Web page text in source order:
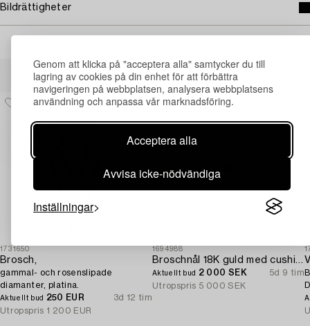
Genom att klicka på "acceptera alla" samtycker du till
lagring av cookies på din enhet för att förbättra
navigeringen på webbplatsen, analysera webbplatsens
användning och anpassa vår marknadsföring.
Acceptera alla
Avvisa icke-nödvändiga
Inställningar
Bildrättigheter
Andra har även tittat på
1731650
Brosch,
gammal- och rosenslipade
diamanter, platina.
Aktuellt bud 250 EUR
3d 12 tim
Utropspris 1 200 EUR
1694988
Broschnål 18K guld med cushionslipad akvamarin och seedpärlor.
Aktuellt bud 2 000 SEK
5d 9 tim
Utropspris 5 000 SEK